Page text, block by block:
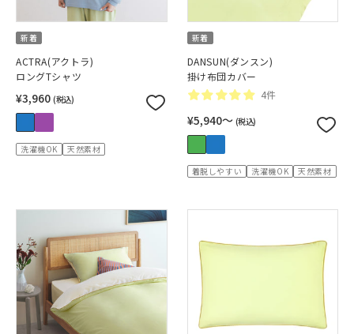
新着
ACTRA(アクトラ)
ロングTシャツ
¥3,960 (税込)
洗濯機OK 天然素材
新着
DANSUN(ダンスン)
掛け布団カバー
4件
¥5,940〜 (税込)
着脱しやすい 洗濯機OK 天然素材